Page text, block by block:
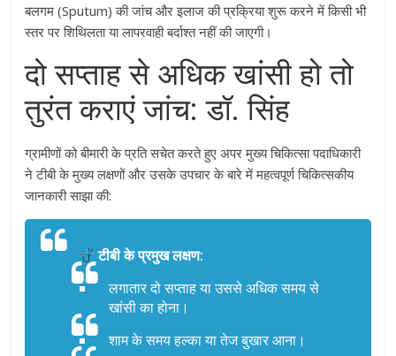
बलगम (Sputum) की जांच और इलाज की प्रक्रिया शुरू करने में किसी भी
स्तर पर शिथिलता या लापरवाही बर्दाश्त नहीं की जाएगी।
दो सप्ताह से अधिक खांसी हो तो
तुरंत कराएं जांच: डॉ. सिंह
ग्रामीणों को बीमारी के प्रति सचेत करते हुए अपर मुख्य चिकित्सा पदाधिकारी
ने टीबी के मुख्य लक्षणों और उसके उपचार के बारे में महत्वपूर्ण चिकित्सकीय
जानकारी साझा की:
टीबी के प्रमुख लक्षण:
लगातार दो सप्ताह या उससे अधिक समय से
खांसी का होना।
शाम के समय हल्का या तेज बुखार आना।